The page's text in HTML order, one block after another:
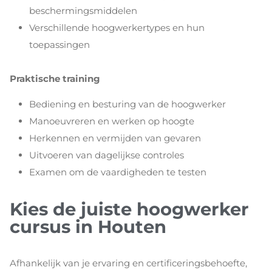
beschermingsmiddelen
Verschillende hoogwerkertypes en hun
toepassingen
Praktische training
Bediening en besturing van de hoogwerker
Manoeuvreren en werken op hoogte
Herkennen en vermijden van gevaren
Uitvoeren van dagelijkse controles
Examen om de vaardigheden te testen
Kies de juiste hoogwerker
cursus in Houten
Afhankelijk van je ervaring en certificeringsbehoefte,